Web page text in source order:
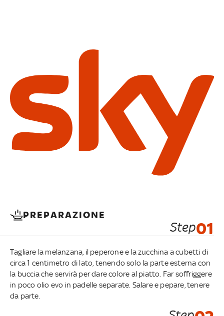
PREPARAZIONE
Step01
Tagliare la melanzana, il peperone e la zucchina a cubetti di
circa 1 centimetro di lato, tenendo solo la parte esterna con
la buccia che servirà per dare colore al piatto. Far soffriggere
in poco olio evo in padelle separate. Salare e pepare, tenere
da parte.